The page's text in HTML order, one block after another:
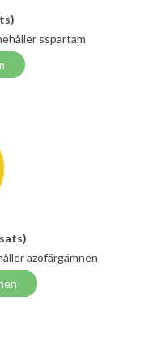
sspartam
azofärgämnen